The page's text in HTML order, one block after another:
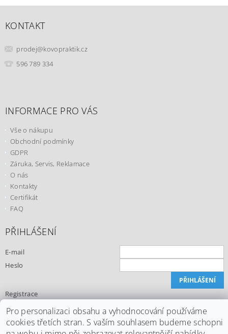
KONTAKT
prodej@kovopraktik.cz
596 789 334
INFORMACE PRO VÁS
Vše o nákupu
Obchodní podmínky
GDPR
Záruka, Servis, Reklamace
O nás
Kontakty
Certifikát
FAQ
PŘIHLÁŠENÍ
E-mail
Heslo
Registrace
Pro personalizaci obsahu a vyhodnocování používáme
cookies třetích stran. S vaším souhlasem budeme schopni